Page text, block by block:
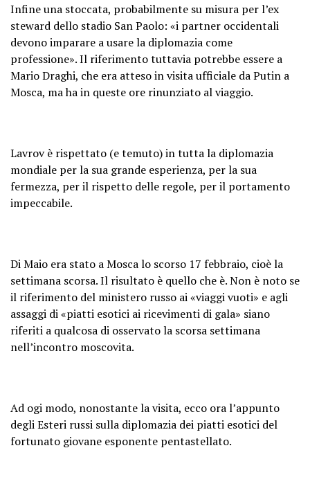
Infine una stoccata, probabilmente su misura per l’ex
steward dello stadio San Paolo: «i partner occidentali
devono imparare a usare la diplomazia come
professione». Il riferimento tuttavia potrebbe essere a
Mario Draghi, che era atteso in visita ufficiale da Putin a
Mosca, ma ha in queste ore rinunziato al viaggio.
Lavrov è rispettato (e temuto) in tutta la diplomazia
mondiale per la sua grande esperienza, per la sua
fermezza, per il rispetto delle regole, per il portamento
impeccabile.
Di Maio era stato a Mosca lo scorso 17 febbraio, cioè la
settimana scorsa. Il risultato è quello che è. Non è noto se
il riferimento del ministero russo ai «viaggi vuoti» e agli
assaggi di «piatti esotici ai ricevimenti di gala» siano
riferiti a qualcosa di osservato la scorsa settimana
nell’incontro moscovita.
Ad ogi modo, nonostante la visita, ecco ora l’appunto
degli Esteri russi sulla diplomazia dei piatti esotici del
fortunato giovane esponente pentastellato.